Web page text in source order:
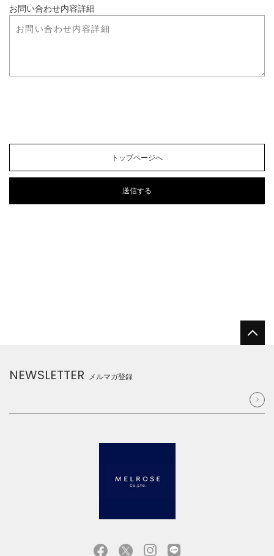
お問い合わせ内容詳細
トップページへ
NEWSLETTER メルマガ登録